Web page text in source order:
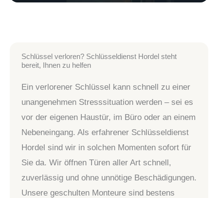
Schlüssel verloren? Schlüsseldienst Hordel steht
bereit, Ihnen zu helfen
Ein verlorener Schlüssel kann schnell zu einer
unangenehmen Stresssituation werden – sei es
vor der eigenen Haustür, im Büro oder an einem
Nebeneingang. Als erfahrener Schlüsseldienst
Hordel sind wir in solchen Momenten sofort für
Sie da. Wir öffnen Türen aller Art schnell,
zuverlässig und ohne unnötige Beschädigungen.
Unsere geschulten Monteure sind bestens